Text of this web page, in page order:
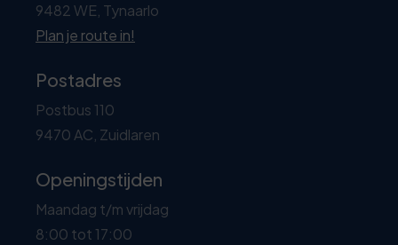
9482 WE, Tynaarlo
Plan je route in!
Postadres
Postbus 110
9470 AC, Zuidlaren
Openingstijden
Maandag t/m vrijdag
8:00 tot 17:00